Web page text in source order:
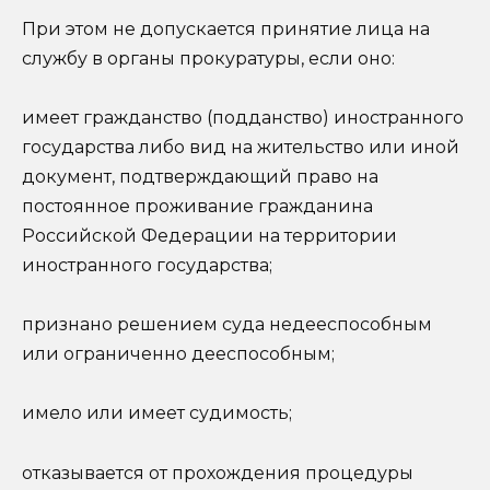
При этом не допускается принятие лица на
службу в органы прокуратуры, если оно:
имеет гражданство (подданство) иностранного
государства либо вид на жительство или иной
документ, подтверждающий право на
постоянное проживание гражданина
Российской Федерации на территории
иностранного государства;
признано решением суда недееспособным
или ограниченно дееспособным;
имело или имеет судимость;
отказывается от прохождения процедуры